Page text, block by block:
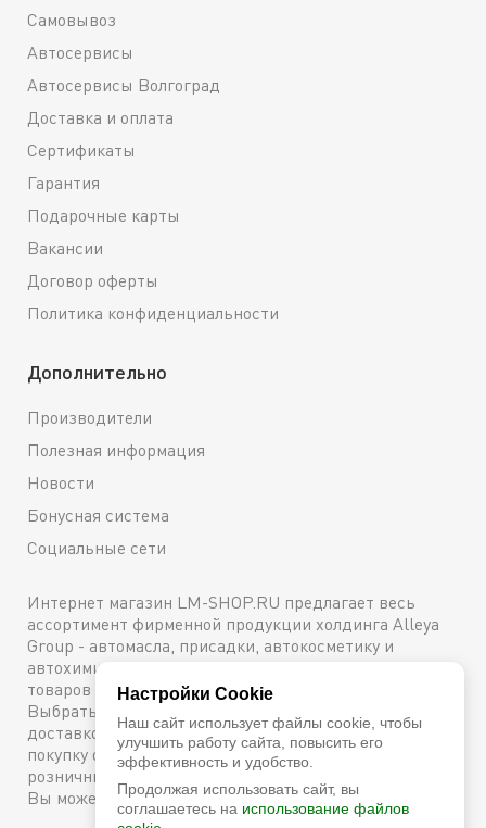
Самовывоз
Автосервисы
Автосервисы Волгоград
Доставка и оплата
Сертификаты
Гарантия
Подарочные карты
Вакансии
Договор оферты
Политика конфиденциальности
Дополнительно
Производители
Полезная информация
Новости
Бонусная система
Социальные сети
Интернет магазин LM-SHOP.RU предлагает весь
ассортимент фирменной продукции холдинга Alleya
Group - автомасла, присадки, автокосметику и
автохимию. Каталог содержит подробное описание
товаров с техническими характеристиками и ценами.
Выбрать и купить оригинальную продукцию с
доставкой по Москве можно сейчас же, оформив
покупку онлайн, либо посетив один из наших
розничных магазинов. Более подробную информацию
Вы можете получить по телефону+7 (800) 600-48-38
Настройки Cookie
Наш сайт использует файлы cookie, чтобы
улучшить работу сайта, повысить его
эффективность и удобство.
Продолжая использовать сайт, вы
соглашаетесь на использование файлов